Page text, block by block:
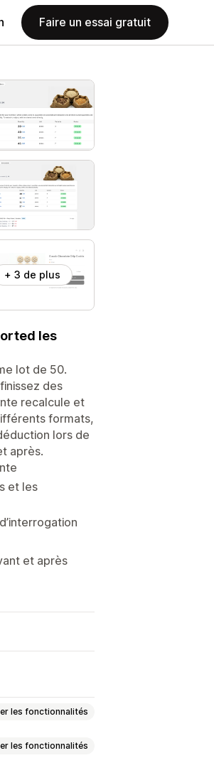
Faire un essai gratuit
+ 3 de plus
les
lot de 50.
des
recalcule et
formats,
lors de
après.
et les
et après
les fonctionnalités
les fonctionnalités